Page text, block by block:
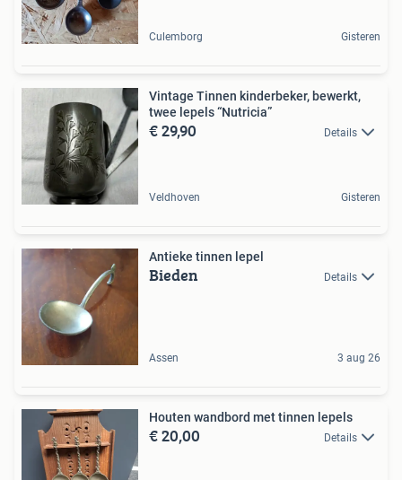
Culemborg Gisteren
Vintage Tinnen kinderbeker, bewerkt,
twee lepels “Nutricia”
€ 29,90 Details
Veldhoven Gisteren
Antieke tinnen lepel
Bieden Details
Assen 3 aug 26
Houten wandbord met tinnen lepels
€ 20,00 Details